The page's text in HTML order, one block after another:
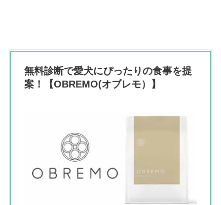
無料診断で愛犬にぴったりの食事を提
案！【OBREMO(オブレモ）】